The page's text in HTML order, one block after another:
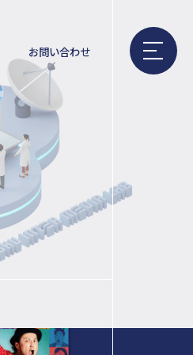
お問い合わせ
メ